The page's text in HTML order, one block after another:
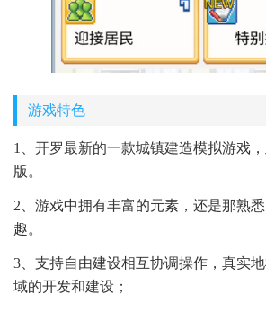
游戏特色
1、开罗最新的一款城镇建造模拟游戏
版。
2、游戏中拥有丰富的元素，还是那熟
趣。
3、支持自由建设相互协调操作，真实
域的开发和建设；